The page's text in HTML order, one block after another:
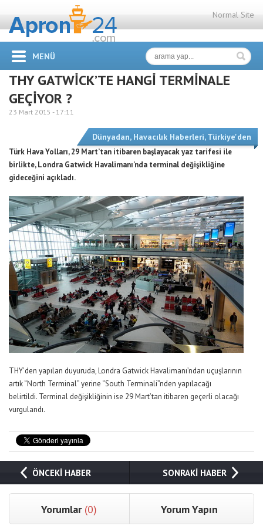
Normal Site
MENÜ
THY GATWİCK’TE HANGİ TERMİNALE
GEÇİYOR ?
23 Mart 2015 - 17:11
Dünyadan, Havacılık Haberleri,Türkiye'den
Türk Hava Yolları, 29 Mart’tan itibaren başlayacak yaz tarifesi ile
birlikte, Londra Gatwick Havalimanı’nda terminal değişikliğine
gideceğini açıkladı.
THY’den yapılan duyuruda, Londra Gatwick Havalimanı’ndan uçuşlarının
artık “North Terminal” yerine “South Terminali”nden yapılacağı
belirtildi. Terminal değişikliğinin ise 29 Mart’tan itibaren geçerli olacağı
vurgulandı.
ÖNCEKİ HABER SONRAKİ HABER
Yorumlar (0) Yorum Yapın